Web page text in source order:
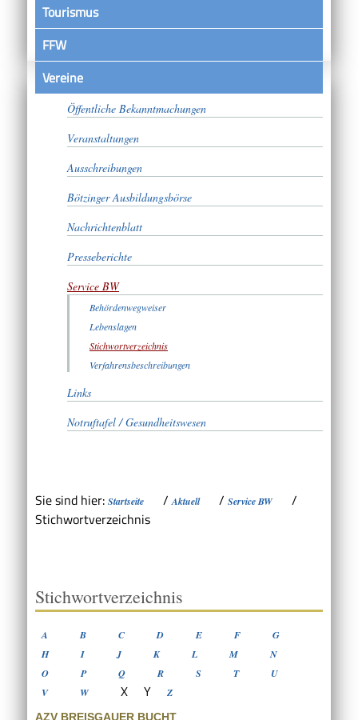
Tourismus
FFW
VereineSatzungen
Öffentliche Bekanntmachungen
Veranstaltungen
Ausschreibungen
Bötzinger Ausbildungsbörse
Nachrichtenblatt
Presseberichte
Service BW
Behördenwegweiser
Lebenslagen
Stichwortverzeichnis
Verfahrensbeschreibungen
Links
Notruftafel / Gesundheitswesen
Sie sind hier: Startseite /Aktuell / Service BW
/
Stichwortverzeichnis
Stichwortverzeichnis
A B C D E F
G
H
I J K L M
N
O
P Q R S T
U
V
W X Y Z
AZV BREISGAUER BUCHT